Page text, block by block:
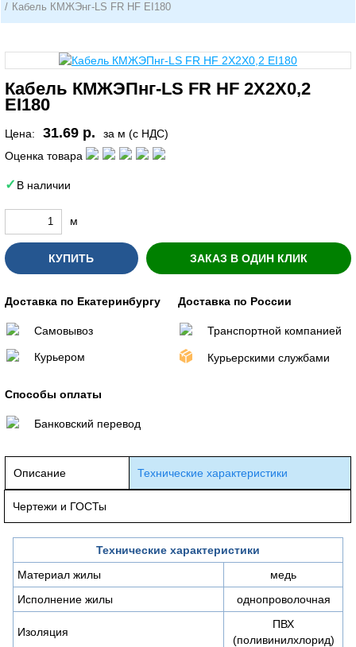
/ Кабель КМЖЭнг-LS FR HF EI180
Кабель КМЖЭПнг-LS FR HF 2Х2Х0,2
EI180
Цена: 31.69 р.
за м (с НДС)
Оценка товара
В наличии
м
КУПИТЬ ЗАКАЗ В ОДИН КЛИК
Доставка по Екатеринбургу
Самовывоз
Курьером
Доставка по России
Транспортной компанией
Курьерскими службами
Способы оплаты
Банковский перевод
Описание Технические характеристики
Чертежи и ГОСТы
Технические характеристики
Материал жилы
медь
Исполнение жилы
однопроволочная
Изоляция
ПВХ
(поливинилхлорид)